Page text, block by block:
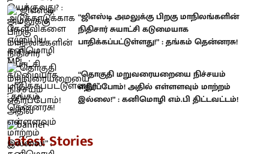
“ஜிஎஸ்டி அமலுக்கு பிறகு மாநிலங்களின்
நிதிசார் சுயாட்சி கடுமையாக
பாதிக்கப்பட்டுள்ளது!” : தங்கம் தென்னரசு!
“தொகுதி மறுவரையறையை நிச்சயம்
எதிர்ப்போம்! அதில் எள்ளளவும் மாற்றம்
இல்லை!” : கனிமொழி எம்.பி திட்டவட்டம்!
Latest Stories